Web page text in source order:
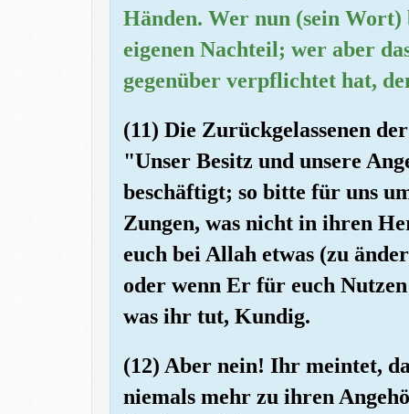
Händen. Wer nun (sein
eigenen Nachteil; wer aber
gegenüber verpflichtet hat,
(11) Die Zurückgelassenen
"Unser Besitz und unsere
beschäftigt; so bitte für uns
Zungen, was nicht in ihren
euch bei Allah etwas (zu
oder wenn Er für euch
was ihr tut, Kundig.
(12) Aber nein! Ihr meintet,
niemals mehr zu ihren